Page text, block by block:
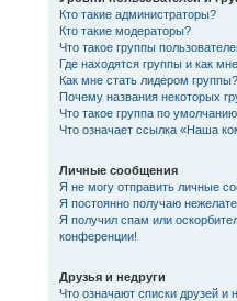
Кто такие администраторы?
Кто такие модераторы?
Что такое группы
Где находятся группы и как
Как мне стать лидером группы?
Почему названия некоторых
Что такое группа по
Что означает ссылка «Наша
Личные сообщения
Я не могу отправить личные
Я постоянно получаю
Я получил спам или
конференции!
Друзья и недруги
Что означают списки друзей и